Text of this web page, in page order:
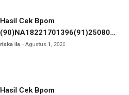
Hasil Cek Bpom
(90)NA18221701396(91)250806
Skin Barrier Sunscreen Gel SPF
riska ila Agustus 1, 2026
Hasil Cek Bpom